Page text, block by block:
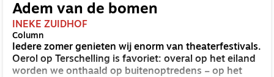
Adem van de bomen
INEKE ZUIDHOF
Column
Iedere zomer genieten wij enorm van theaterfestivals.
Oerol op Terschelling is favoriet: overal op het eiland
worden we onthaald op buitenoptredens – op het